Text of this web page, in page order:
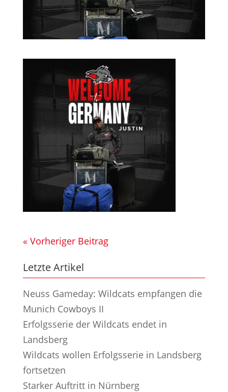
« Vorheriger Beitrag
Letzte Artikel
Neuss Gameday: Wildcats empfangen die
Munich Cowboys II
Erfolgsserie der Wildcats endet in
Landsberg
Wildcats wollen Erfolgsserie in Landsberg
fortsetzen
Starker Auftritt in Nürnberg